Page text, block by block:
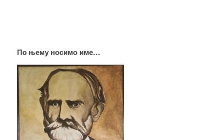
По њему носимо име…